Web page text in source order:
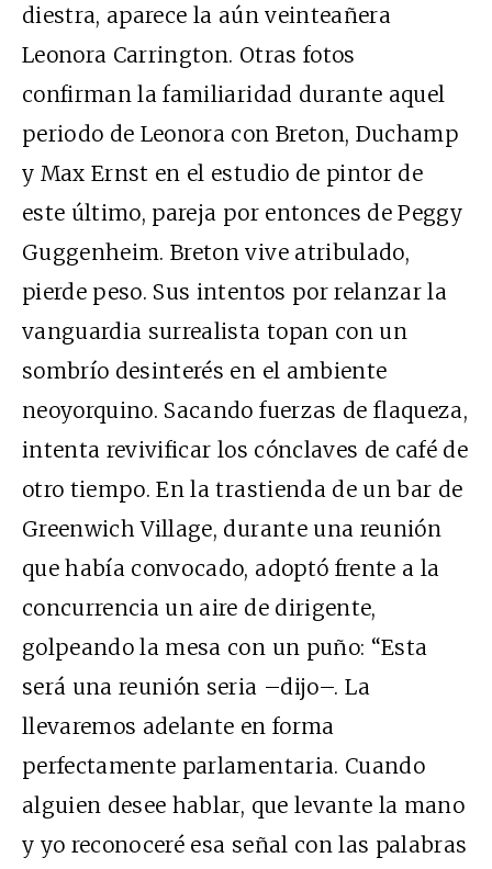
diestra, aparece la aún veinteañera
Leonora Carrington. Otras fotos
confirman la familiaridad durante aquel
periodo de Leonora con Breton, Duchamp
y Max Ernst en el estudio de pintor de
este último, pareja por entonces de Peggy
Guggenheim. Breton vive atribulado,
pierde peso. Sus intentos por relanzar la
vanguardia surrealista topan con un
sombrío desinterés en el ambiente
neoyorquino. Sacando fuerzas de flaqueza,
intenta revivificar los cónclaves de café de
otro tiempo. En la trastienda de un bar de
Greenwich Village, durante una reunión
que había convocado, adoptó frente a la
concurrencia un aire de dirigente,
golpeando la mesa con un puño: “Esta
será una reunión seria –dijo–. La
llevaremos adelante en forma
perfectamente parlamentaria. Cuando
alguien desee hablar, que levante la mano
y yo reconoceré esa señal con las palabras